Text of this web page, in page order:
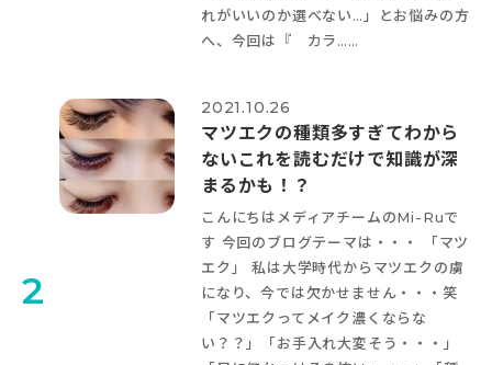
れがいいのか選べない…」とお悩みの方
へ、今回は『 カラ……
2
2021.10.26
マツエクの種類多すぎてわから
ない これを読むだけで知識が深
まるかも！？
こんにちは メディアチームのMi-Ruで
す 今回のブログテーマは・・・ 「マツ
エク 」 私は大学時代からマツエクの虜
になり、今では欠かせません・・・笑
「マツエクってメイク濃くならな
い？？」「お手入れ大変そう・・・」